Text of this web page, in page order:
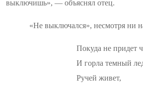
выключишь», — объяснял отец.
«Не выключался», несмотря ни
Покуда не придет
И горла темный
Ручей живет,